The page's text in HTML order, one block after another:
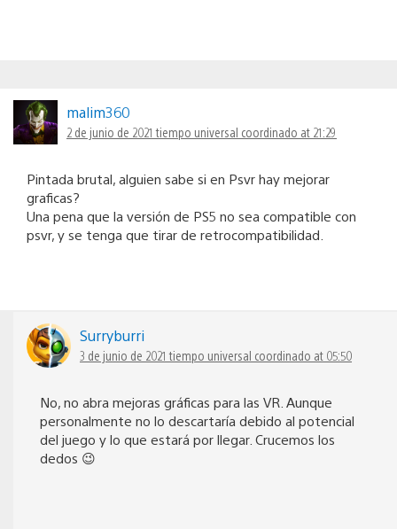
malim360
2 de junio de 2021 tiempo universal coordinado at 21:29
Pintada brutal, alguien sabe si en Psvr hay mejorar
graficas?
Una pena que la versión de PS5 no sea compatible con
psvr, y se tenga que tirar de retrocompatibilidad.
Surryburri
3 de junio de 2021 tiempo universal coordinado at 05:50
No, no abra mejoras gráficas para las VR. Aunque
personalmente no lo descartaría debido al potencial
del juego y lo que estará por llegar. Crucemos los
dedos 😉